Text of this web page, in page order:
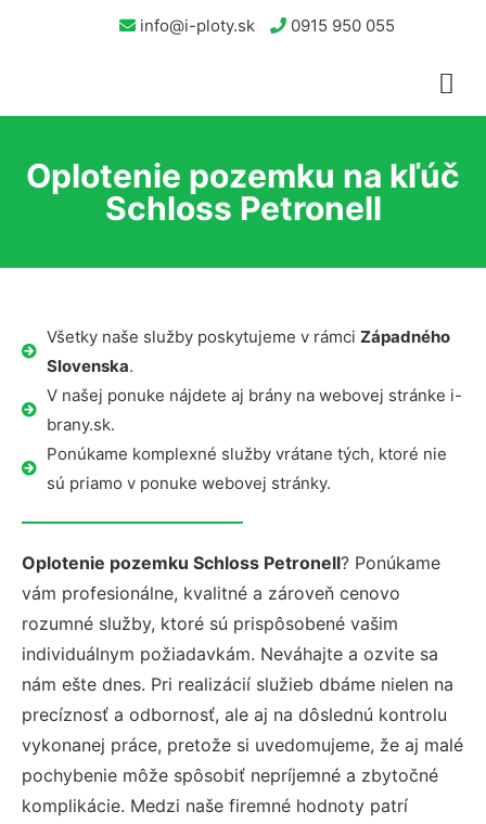
info@i-ploty.sk 0915 950 055
Oplotenie pozemku na kľúč
Schloss Petronell
Všetky naše služby poskytujeme v rámci Západného
Slovenska.
V našej ponuke nájdete aj brány na webovej stránke i-
brany.sk.
Ponúkame komplexné služby vrátane tých, ktoré nie
sú priamo v ponuke webovej stránky.
Oplotenie pozemku Schloss Petronell? Ponúkame
vám profesionálne, kvalitné a zároveň cenovo
rozumné služby, ktoré sú prispôsobené vašim
individuálnym požiadavkám. Neváhajte a ozvite sa
nám ešte dnes. Pri realizácií služieb dbáme nielen na
precíznosť a odbornosť, ale aj na dôslednú kontrolu
vykonanej práce, pretože si uvedomujeme, že aj malé
pochybenie môže spôsobiť nepríjemné a zbytočné
komplikácie. Medzi naše firemné hodnoty patrí